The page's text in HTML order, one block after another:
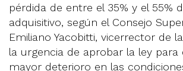
pérdida de entre el 35% y el 55%
adquisitivo, según el Consejo
Emiliano Yacobitti, vicerrector de
la urgencia de aprobar la ley para
mayor deterioro en las